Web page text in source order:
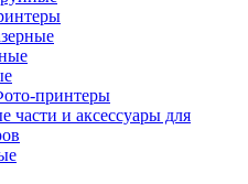
принтеры
части и аксессуары для